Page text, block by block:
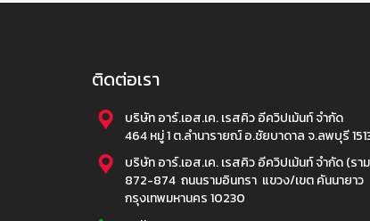
ติดต่อเรา
บริษัท อาร์.เอส.เค. เรสคิว อีควิปเม้นท์ จำกัด
464 หมู่ 1 ต.ลำนารายณ์ อ.ชัยบาดาล จ.ลพบุรี
บริษัท อาร์.เอส.เค. เรสคิว อีควิปเม้นท์ จำกัด (รา
872-874 ถนนรามอินทรา แขวง/เขต คันนายาว
กรุงเทพมหานคร 10230